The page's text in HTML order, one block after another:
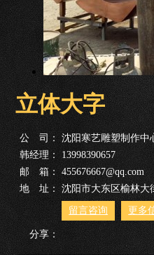
立体大字
公 司： 沈阳寒艺雕塑制作中
韩经理：
13998390657
邮 箱：
455676667@qq.com
地 址： 沈阳市大东区榆林大
留言咨询 更多
分享：